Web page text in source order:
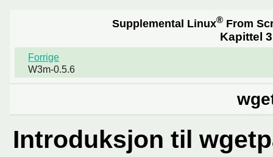
Supplemental Linux® From
Kapittel
Forrige
W3m-0.5.6
Introduksjon til